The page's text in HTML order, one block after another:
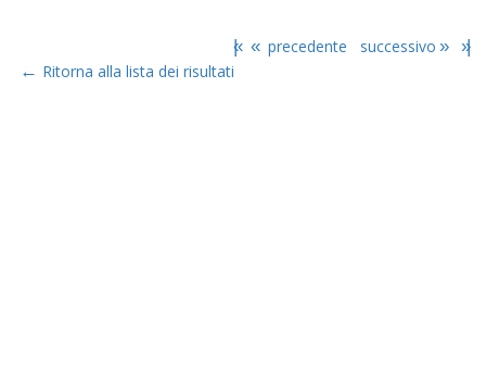
|« « precedente successivo » »|
← Ritorna alla lista dei risultati